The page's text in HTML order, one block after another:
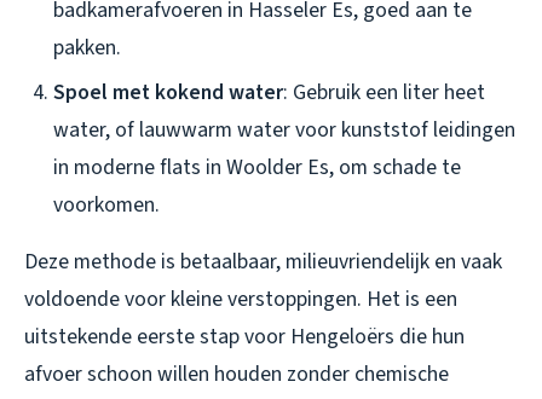
badkamerafvoeren in Hasseler Es, goed aan te
pakken.
Spoel met kokend water: Gebruik een liter heet
water, of lauwwarm water voor kunststof leidingen
in moderne flats in Woolder Es, om schade te
voorkomen.
Deze methode is betaalbaar, milieuvriendelijk en vaak
voldoende voor kleine verstoppingen. Het is een
uitstekende eerste stap voor Hengeloërs die hun
afvoer schoon willen houden zonder chemische